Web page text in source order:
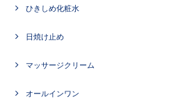
ひきしめ化粧水
日焼け止め
マッサージクリーム
オールインワン